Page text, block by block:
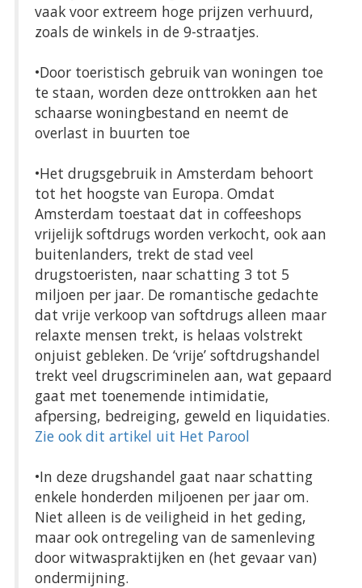
vaak voor extreem hoge prijzen verhuurd,
zoals de winkels in de 9-straatjes.
•Door toeristisch gebruik van woningen toe
te staan, worden deze onttrokken aan het
schaarse woningbestand en neemt de
overlast in buurten toe
•Het drugsgebruik in Amsterdam behoort
tot het hoogste van Europa. Omdat
Amsterdam toestaat dat in coffeeshops
vrijelijk softdrugs worden verkocht, ook aan
buitenlanders, trekt de stad veel
drugstoeristen, naar schatting 3 tot 5
miljoen per jaar. De romantische gedachte
dat vrije verkoop van softdrugs alleen maar
relaxte mensen trekt, is helaas volstrekt
onjuist gebleken. De ‘vrije’ softdrugshandel
trekt veel drugscriminelen aan, wat gepaard
gaat met toenemende intimidatie,
afpersing, bedreiging, geweld en liquidaties.
Zie ook dit artikel uit Het Parool
•In deze drugshandel gaat naar schatting
enkele honderden miljoenen per jaar om.
Niet alleen is de veiligheid in het geding,
maar ook ontregeling van de samenleving
door witwaspraktijken en (het gevaar van)
ondermijning.